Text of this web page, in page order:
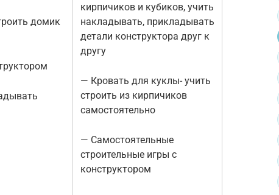
домик
кирпичиков и кубиков, учить
накладывать, прикладывать
детали конструктора друг к
другу
— Кровать для куклы- учить
строить из кирпичиков
самостоятельно
— Самостоятельные
строительные игры с
конструктором